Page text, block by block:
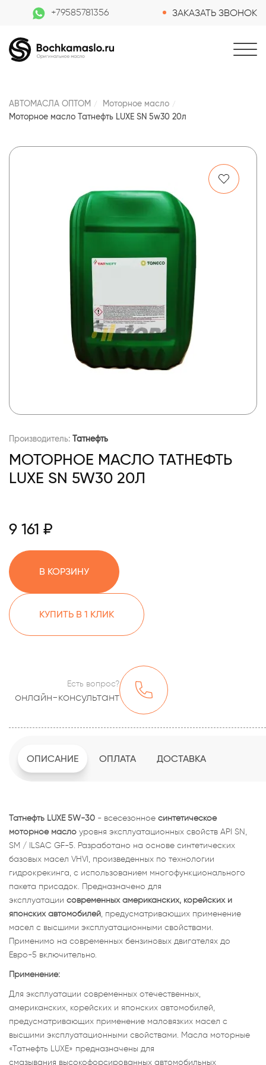
+79585781356 ЗАКАЗАТЬ ЗВОНОК
АВТОМАСЛА ОПТОМ
Моторное масло
Моторное масло Татнефть LUXE SN 5w30 20л
Производитель: Татнефть
МОТОРНОЕ МАСЛО ТАТНЕФТЬ
LUXE SN 5W30 20Л
9 161 ₽
В КОРЗИНУ
КУПИТЬ В 1 КЛИК
Есть вопрос?
онлайн-консультант
ОПИСАНИЕ ОПЛАТА ДОСТАВКА
Татнефть LUXE 5W-30 - всесезонное синтетическое
моторное масло уровня эксплуатационных свойств API SN,
SM / ILSAC GF-5. Разработано на основе синтетических
базовых масел VHVI, произведенных по технологии
гидрокрекинга, с использованием многофункционального
пакета присадок. Предназначено для
эксплуатации современных американских, корейских и
японских автомобилей, предусматривающих применение
масел с высшими эксплуатационными свойствами.
Применимо на современных бензиновых двигателях до
Евро-5 включительно.
Применение:
Для эксплуатации современных отечественных,
американских, корейских и японских автомобилей,
предусматривающих применение маловязких масел с
высшими эксплуатационными свойствами. Масла моторные
«Татнефть LUXE» предназначены для
смазывания высокофорсированных автомобильных